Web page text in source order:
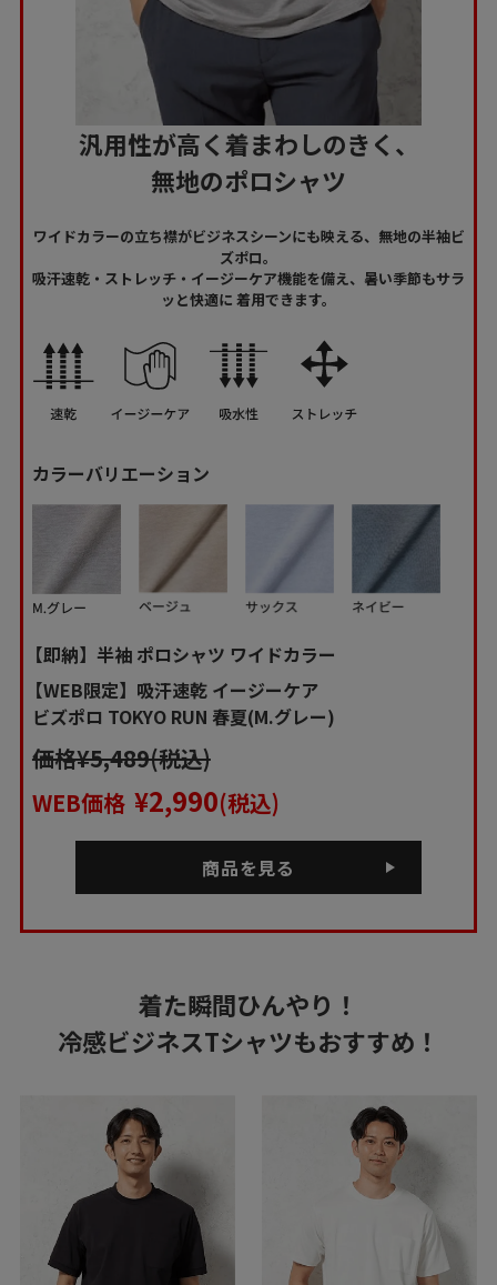
汎用性が高く着まわしのきく、
無地のポロシャツ
ワイドカラーの立ち襟がビジネスシーンにも映える、無地の半袖ビ
ズポロ。
吸汗速乾・ストレッチ・イージーケア機能を備え、暑い季節もサラ
ッと快適に 着用できます。
カラーバリエーション
【即納】半袖 ポロシャツ ワイドカラー
【WEB限定】吸汗速乾 イージーケア
ビズポロ TOKYO RUN 春夏(M.グレー)
価格¥5,489(税込)
WEB価格 ¥2,990(税込)
商品を見る
着た瞬間ひんやり！
冷感ビジネスTシャツもおすすめ！